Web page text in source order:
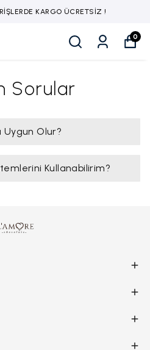
KARGO ÜCRETSİZ !
0
Sorular
Uygun Olur?
Kullanabilirim?